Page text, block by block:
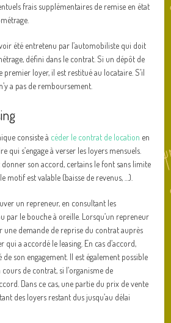
frais supplémentaires de remise en état
été entretenu par l’automobiliste qui doit
défini dans le contrat. Si un dépôt de
premier loyer, il est restitué au locataire. S’il
a pas de remboursement.
consiste à céder le contrat de location en
qui s’engage à verser les loyers mensuels.
donner son accord, certains le font sans limite
motif est valable (baisse de revenus, …).
un repreneur, en consultant les
par le bouche à oreille. Lorsqu’un repreneur
une demande de reprise du contrat auprès
qui a accordé le leasing. En cas d’accord,
de son engagement. Il est également possible
de contrat, si l’organisme de
Dans ce cas, une partie du prix de vente
des loyers restant dus jusqu’au délai